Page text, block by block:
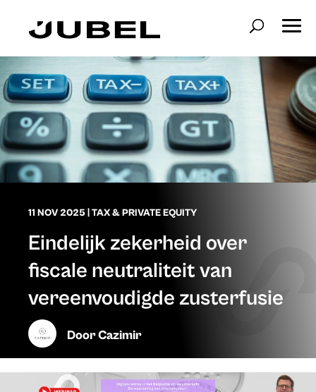
11 NOV 2025 TAX & PRIVATE EQUITY
Eindelijk zekerheid over
fiscale neutraliteit van
vereenvoudigde zusterfusie
DoorCazimir